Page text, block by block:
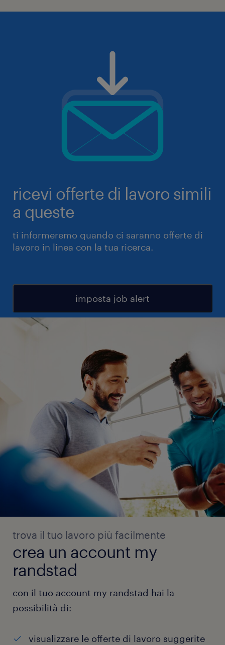
ricevi offerte di lavoro simili
a queste
ti informeremo quando ci saranno offerte di
lavoro in linea con la tua ricerca.
imposta job alert
trova il tuo lavoro più facilmente
crea un account my
randstad
con il tuo account my randstad hai la
possibilità di:
visualizzare le offerte di lavoro suggerite